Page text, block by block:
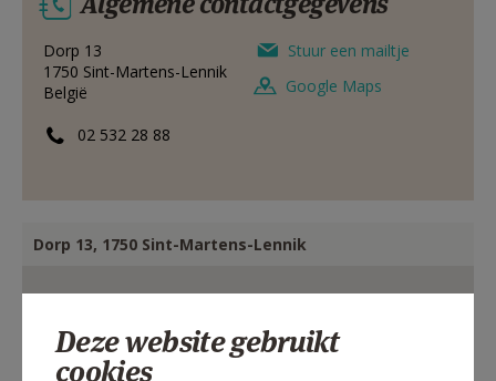
HULP
MIJN PAROCHIE
AANMELDEN OF REGISTREREN
Dorp 13
1750 Sint-Martens-Lennik
België
02 532 28 88
Stuur een mailtje
Google Maps
Dorp 13, 1750 Sint-Martens-Lennik
Deze website gebruikt
cookies